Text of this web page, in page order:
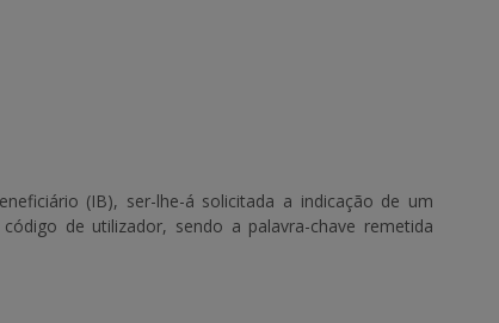
(IB), ser-lhe-á solicitada a indicação de um
de utilizador, sendo a palavra-chave remetida